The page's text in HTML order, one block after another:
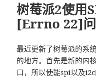
树莓派2使
[Errno 22]
最近更新了树莓派的系
的地方。首先是新的内
口，所以使能spi以及